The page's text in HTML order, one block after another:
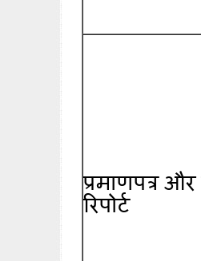
प्रमाणपत्र और
रिपोर्ट